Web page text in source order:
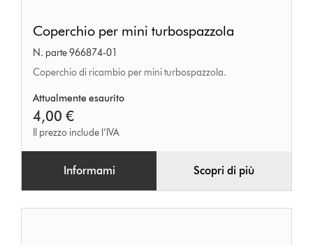
per
mini
turbospazzola
Coperchio per mini turbospazzola
N. parte 966874-01
Coperchio di ricambio per mini turbospazzola.
Attualmente esaurito
4,00 €
Il prezzo include l’IVA
Informami Scopri di più